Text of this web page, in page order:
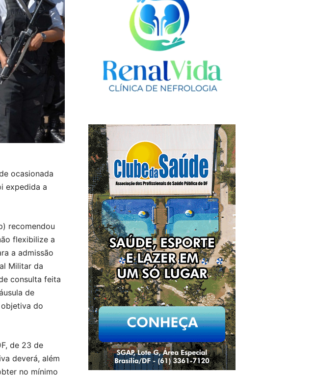
ocasionada
expedida a
recomendou
flexibilize a
a admissão
Militar da
consulta feita
de
do
de 23 de
deverá, além
no mínimo